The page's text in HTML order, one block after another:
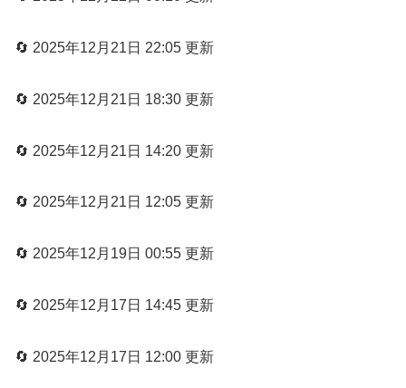
🔄 2025年12月21日 22:05 更新
🔄 2025年12月21日 18:30 更新
🔄 2025年12月21日 14:20 更新
🔄 2025年12月21日 12:05 更新
🔄 2025年12月19日 00:55 更新
🔄 2025年12月17日 14:45 更新
🔄 2025年12月17日 12:00 更新